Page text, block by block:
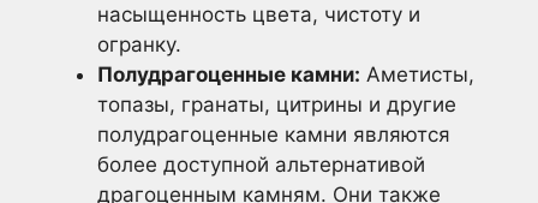
насыщенность цвета, чистоту и
огранку.
Полудрагоценные камни: Аметисты,
топазы, гранаты, цитрины и другие
полудрагоценные камни являются
более доступной альтернативой
драгоценным камням. Они также